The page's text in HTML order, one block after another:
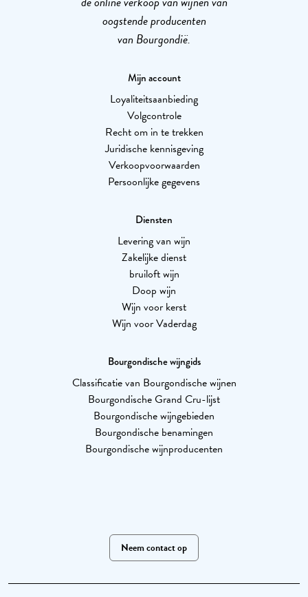
oogstende producenten
van Bourgondië.
Mijn account
Loyaliteitsaanbieding
Volgcontrole
Recht om in te trekken
Juridische kennisgeving
Verkoopvoorwaarden
Persoonlijke gegevens
Diensten
Levering van wijn
Zakelijke dienst
bruiloft wijn
Doop wijn
Wijn voor kerst
Wijn voor Vaderdag
Bourgondische wijngids
Classificatie van Bourgondische wijnen
Bourgondische Grand Cru-lijst
Bourgondische wijngebieden
Bourgondische benamingen
Bourgondische wijnproducenten
Neem contact op